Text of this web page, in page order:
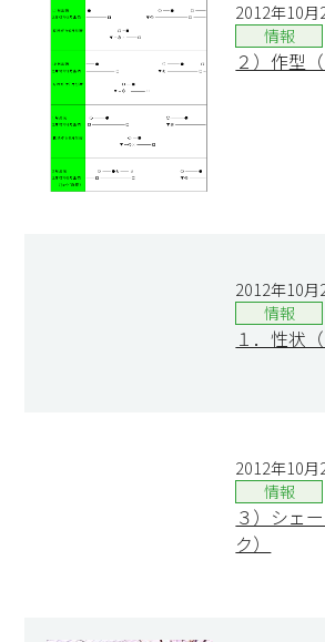
2012年10月
情報
２）作型（
2012年10月
情報
１．性状（
2012年10月
情報
３）シェ
ク）